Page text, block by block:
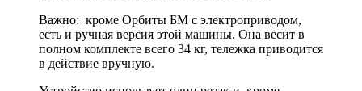
Важно: кроме Орбиты БМ с электроприводом,
есть и ручная версия этой машины. Она весит в
полном комплекте всего 34 кг, тележка приводится
в действие вручную.